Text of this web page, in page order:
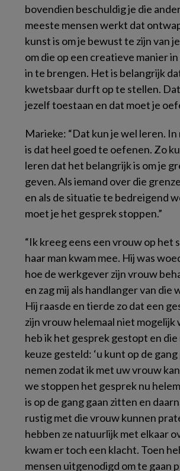
bovendien beschuldig je die
meeste mensen werkt dat
kunst is om je bewust te zijn van
om die op een creatieve manier
in te brengen. Het is belangrijk
kwetsbaar durft op te stellen.
jezelf toestaan en dat moet je
Marieke: “Dat kun je wel leren.
is dat heel goed te oefenen. Zo
leren dat het belangrijk is om je
geven. Als iemand over die
en als de situatie te bedreigend
moet je het gesprek stoppen.”
“Ik kreeg eens een vrouw op het
haar man kwam mee. Hij was
hoe de werkgever zijn vrouw
en zag mij als handlanger van die
Hij raasde en tierde zo dat een
zijn vrouw helemaal niet mogelijk
heb ik het gesprek gestopt en die
keuze gesteld: ‘u kunt op de
nemen zodat ik met uw vrouw
we stoppen het gesprek nu
is op de gang gaan zitten en
rustig met die vrouw kunnen
hebben ze natuurlijk met elkaar
kwam er toch een klacht. Toen
mensen uitgenodigd om te gaan